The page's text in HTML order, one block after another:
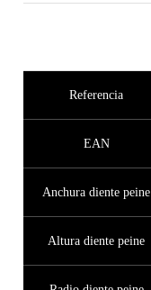
Referencia
EAN
Anchura diente peine
Altura diente peine